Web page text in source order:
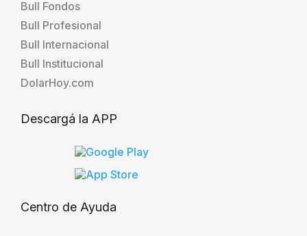
Bull Fondos
Bull Profesional
Bull Internacional
Bull Institucional
DolarHoy.com
Descargá la APP
Centro de Ayuda